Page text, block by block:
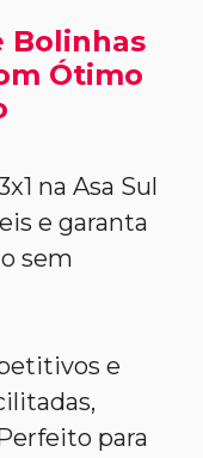
Bolinhas
Ótimo
na Asa Sul
e garanta
sem
e
para